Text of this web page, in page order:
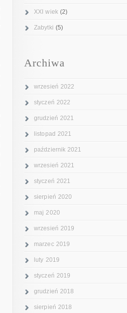
XXI wiek(2)
Zabytki (5)
Archiwa
wrzesień 2022
styczeń 2022
grudzień 2021
listopad 2021
październik 2021
wrzesień 2021
styczeń 2021
sierpień 2020
maj 2020
wrzesień 2019
marzec 2019
luty 2019
styczeń 2019
grudzień 2018
sierpień 2018